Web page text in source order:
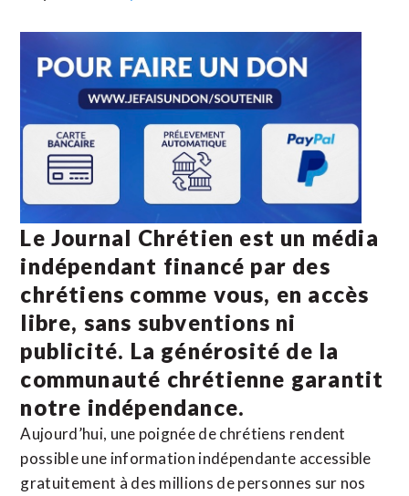
Le Journal Chrétien est un média
indépendant financé par des
chrétiens comme vous, en accès
libre, sans subventions ni
publicité. La générosité de la
communauté chrétienne garantit
notre indépendance.
Aujourd’hui, une poignée de chrétiens rendent
possible une information indépendante accessible
gratuitement à des millions de personnes sur nos